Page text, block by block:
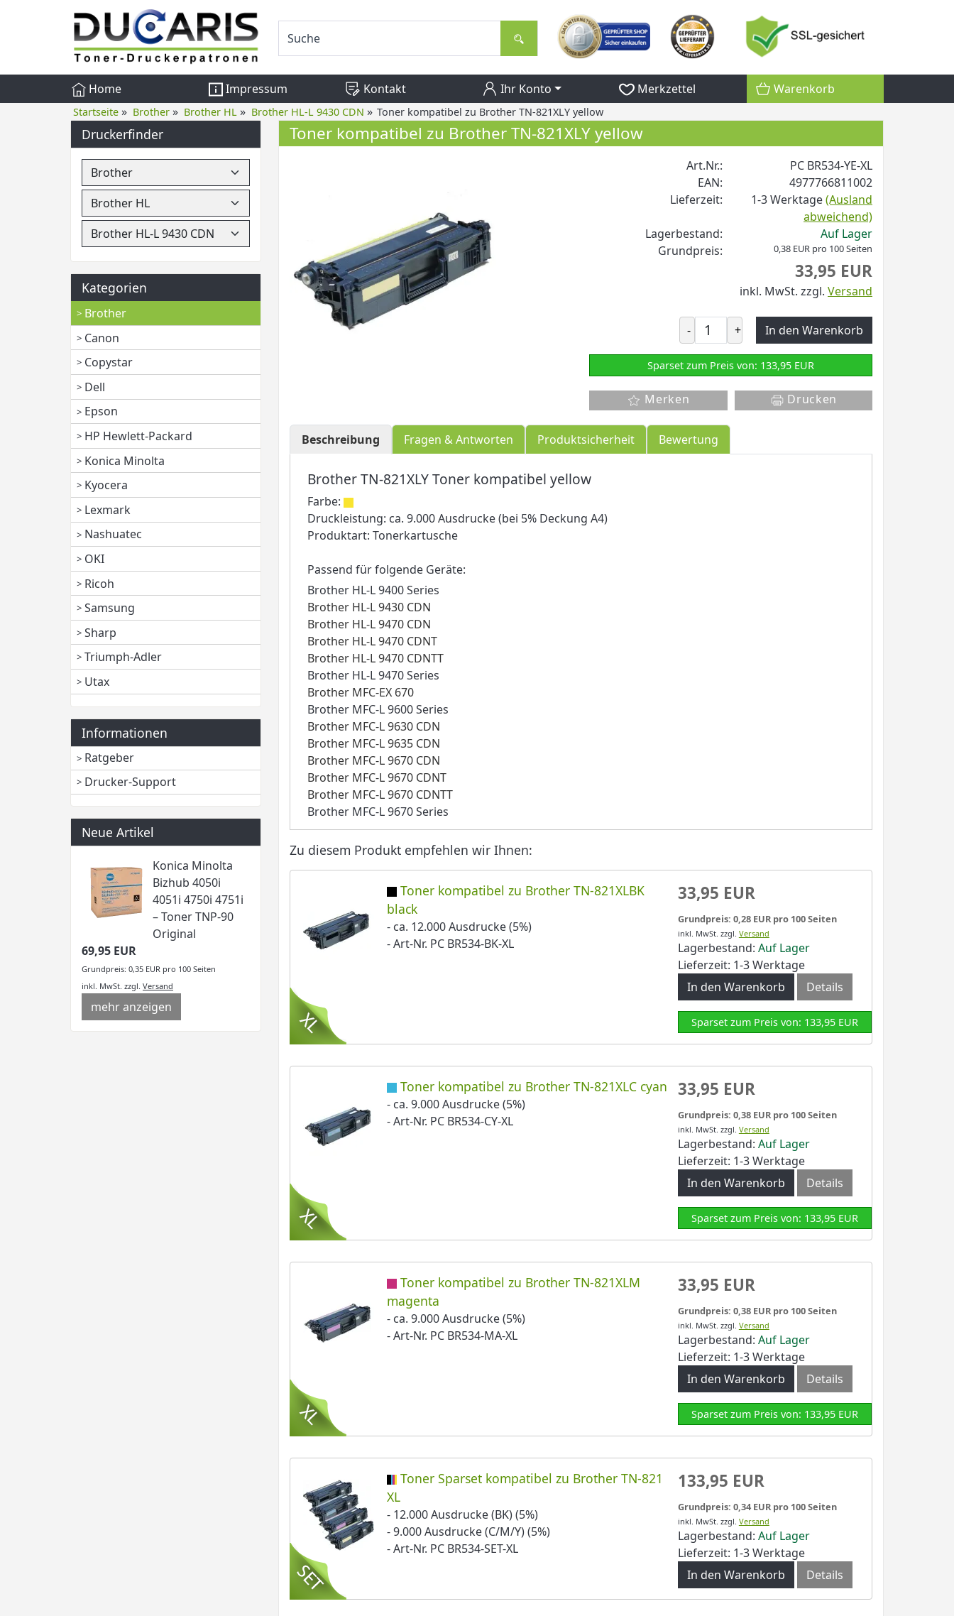
Home Impressum Kontakt Ihr Konto Merkzettel Warenkorb
Startseite » Brother » Brother HL » Brother HL-L 9430 CDN » Toner kompatibel zu Brother TN-821XLY yellow
Druckerfinder
Kategorien
Brother
Canon
Copystar
Dell
Epson
HP Hewlett-Packard
Konica Minolta
Kyocera
Lexmark
Nashuatec
OKI
Ricoh
Samsung
Sharp
Triumph-Adler
Utax
Informationen
Ratgeber
Drucker-Support
Neue Artikel
Konica Minolta
Bizhub 4050i
4051i 4750i 4751i
– Toner TNP-90
Original
69,95 EUR
Grundpreis: 0,35 EUR pro 100 Seiten
inkl. MwSt. zzgl. Versand
mehr anzeigen
Toner kompatibel zu Brother TN-821XLY yellow
Art.Nr.:
PC BR534-YE-XL
EAN:
4977766811002
Lieferzeit:
1-3 Werktage(Ausland
abweichend)
Lagerbestand:
Auf Lager
Grundpreis:
0,38 EUR pro 100 Seiten
33,95 EUR
inkl. MwSt. zzgl. Versand
- + In den Warenkorb
Sparset zum Preis von: 133,95 EUR
Merken Drucken
Beschreibung Fragen & Antworten Produktsicherheit Bewertung
Brother TN-821XLY Toner kompatibel yellow
Farbe:
Druckleistung: ca. 9.000 Ausdrucke (bei 5% Deckung A4)
Produktart: Tonerkartusche
Passend für folgende Geräte:
Brother HL-L 9400 Series
Brother HL-L 9430 CDN
Brother HL-L 9470 CDN
Brother HL-L 9470 CDNT
Brother HL-L 9470 CDNTT
Brother HL-L 9470 Series
Brother MFC-EX 670
Brother MFC-L 9600 Series
Brother MFC-L 9630 CDN
Brother MFC-L 9635 CDN
Brother MFC-L 9670 CDN
Brother MFC-L 9670 CDNT
Brother MFC-L 9670 CDNTT
Brother MFC-L 9670 Series
Zu diesem Produkt empfehlen wir Ihnen:
Toner kompatibel zu Brother TN-821XLBK
black
- ca. 12.000 Ausdrucke (5%)
- Art-Nr. PC BR534-BK-XL
33,95 EUR
Grundpreis: 0,28 EUR pro 100 Seiten
inkl. MwSt. zzgl. Versand
Lagerbestand: Auf Lager
Lieferzeit: 1-3 Werktage
In den Warenkorb
Details
Sparset zum Preis von: 133,95 EUR
Toner kompatibel zu Brother TN-821XLC cyan
- ca. 9.000 Ausdrucke (5%)
- Art-Nr. PC BR534-CY-XL
33,95 EUR
Grundpreis: 0,38 EUR pro 100 Seiten
inkl. MwSt. zzgl. Versand
Lagerbestand: Auf Lager
Lieferzeit: 1-3 Werktage
In den Warenkorb
Details
Sparset zum Preis von: 133,95 EUR
Toner kompatibel zu Brother TN-821XLM
magenta
- ca. 9.000 Ausdrucke (5%)
- Art-Nr. PC BR534-MA-XL
33,95 EUR
Grundpreis: 0,38 EUR pro 100 Seiten
inkl. MwSt. zzgl. Versand
Lagerbestand: Auf Lager
Lieferzeit: 1-3 Werktage
In den Warenkorb
Details
Sparset zum Preis von: 133,95 EUR
Toner Sparset kompatibel zu Brother TN-821
XL
- 12.000 Ausdrucke (BK) (5%)
- 9.000 Ausdrucke (C/M/Y) (5%)
- Art-Nr. PC BR534-SET-XL
133,95 EUR
Grundpreis: 0,34 EUR pro 100 Seiten
inkl. MwSt. zzgl. Versand
Lagerbestand: Auf Lager
Lieferzeit: 1-3 Werktage
In den Warenkorb
Details